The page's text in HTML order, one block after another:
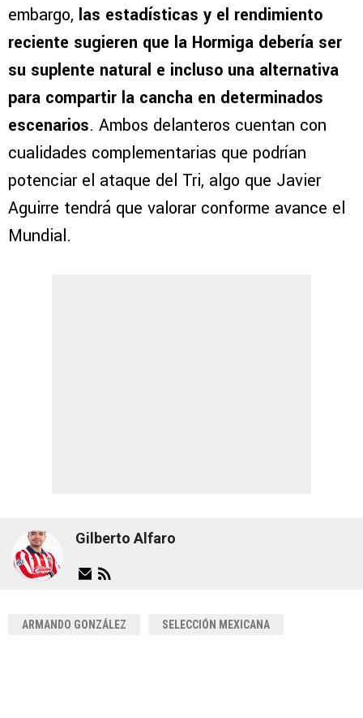
embargo, las estadísticas y el rendimiento
reciente sugieren que la Hormiga debería ser
su suplente natural e incluso una alternativa
para compartir la cancha en determinados
escenarios. Ambos delanteros cuentan con
cualidades complementarias que podrían
potenciar el ataque del Tri, algo que Javier
Aguirre tendrá que valorar conforme avance el
Mundial.
Gilberto Alfaro
ARMANDO GONZÁLEZ SELECCIÓN MEXICANA